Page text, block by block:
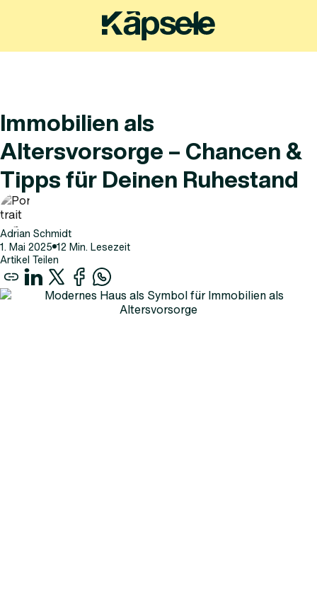
Immobilien als
Altersvorsorge – Chancen &
Tipps für Deinen Ruhestand
Adrian Schmidt
1. Mai 2025 12 Min. Lesezeit
Artikel Teilen